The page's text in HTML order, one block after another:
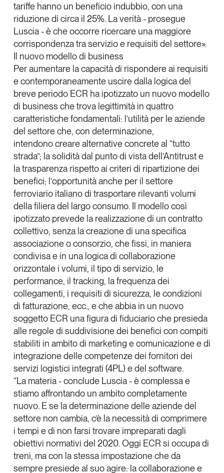
tariffe hanno un beneficio indubbio, con una
riduzione di circa il 25%. La verità - prosegue
Luscia- è che occorre ricercare una maggiore
corrispondenza tra servizio e requisiti del settore».
Il nuovo modello di business
Per aumentare la capacità di rispondere ai requisiti
e contemporaneamente uscire dalla logica del
breve periodoECR ha ipotizzato un nuovo modello
di businessche trova legittimità in quattro
caratteristiche fondamentali: l’utilitàper le aziende
del settore che, con determinazione,
intendono creare alternative concrete al “tutto
strada”; lasoliditàdal punto di vista dell’Antitrust e
la trasparenza rispetto ai criteri di ripartizione dei
benefici; l’opportunitàanche per il settore
ferroviario italiano di trasportare rilevanti volumi
della filiera del largo consumo. Il modello così
ipotizzato prevede la realizzazione di un contratto
collettivo, senza la creazione di una specifica
associazione o consorzio, che fissi, in maniera
condivisa e in una logica di collaborazione
orizzontale i volumi, il tipo di servizio, le
performance, il tracking, la frequenza dei
collegamenti, i requisiti di sicurezza, le condizioni
di fatturazione, ecc., e che abbia in un nuovo
soggetto ECR una figura di fiduciario che presieda
alle regole di suddivisione dei benefici con compiti
stabiliti in ambito di marketing e comunicazione e di
integrazione delle competenze dei fornitori dei
servizi logistici integrati (4PL) e del software.
“La materia - conclude Luscia- è complessa e
stiamo affrontando un ambito completamente
nuovo. E se la determinazione delle aziende del
settore non cambia, c’è la necessità di comprimere
i tempi e di non farsi trovare impreparati dagli
obiettivi normativi del 2020. Oggi ECR si occupa di
treni, ma con la stessa impostazione che da
sempre presiede al suo agire: lacollaborazione e